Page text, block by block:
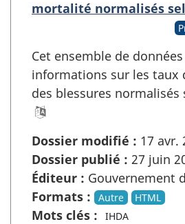
mortalité normalisés
Cet ensemble de
informations sur les taux
des blessures
Dossier modifié : 17 avr.
Dossier publié : 27 juin
Éditeur : Gouvernement
Formats :
Autre HTML
Mots clés :
IHDA